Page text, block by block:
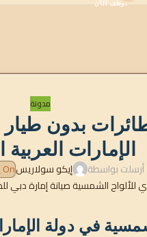
مدونة
بدون
الإمارات العربية
أرسلت بواسطة إيكو سولاريسOn يناير 28, 2026
في دولة